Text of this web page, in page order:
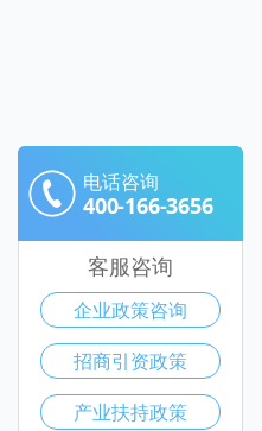
电话咨询
400-166-3656
客服咨询
企业政策咨询
招商引资政策
产业扶持政策